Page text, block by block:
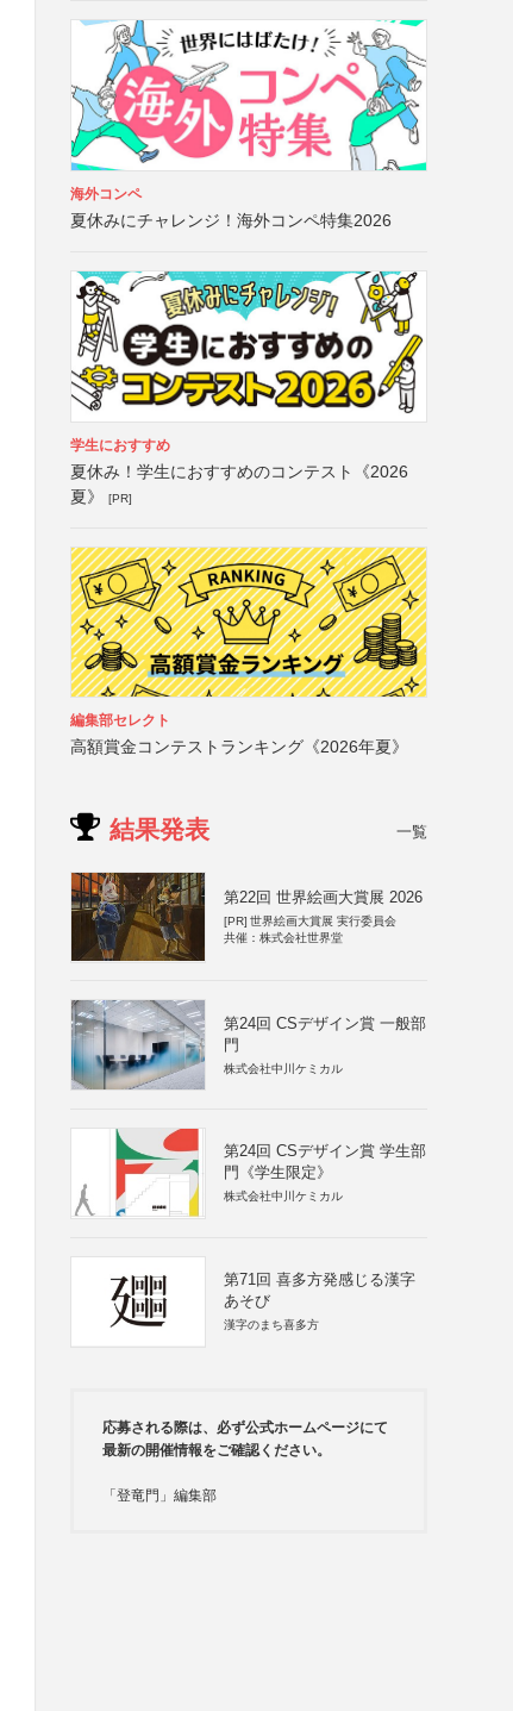
海外コンペ
夏休みにチャレンジ！海外コンペ特集2026
学生におすすめ
夏休み！学生におすすめのコンテスト《2026
夏》
[PR]
編集部セレクト
高額賞金コンテストランキング《2026年夏》
結果発表 一覧
第22回 世界絵画大賞展 2026
[PR] 世界絵画大賞展 実行委員会
共催：株式会社世界堂
第24回 CSデザイン賞 一般部
門
株式会社中川ケミカル
第24回 CSデザイン賞 学生部
門《学生限定》
株式会社中川ケミカル
第71回 喜多方発感じる漢字
あそび
漢字のまち喜多方
応募される際は、必ず公式ホームページにて
最新の開催情報をご確認ください。
「登竜門」編集部